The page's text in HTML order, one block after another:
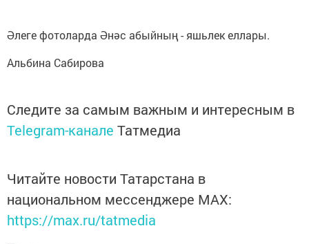
Әлеге фотоларда Әнәс абыйның - яшьлек еллары.
Альбина Сабирова
Следите за самым важным и интересным в
Telegram-канале Татмедиа
Читайте новости Татарстана в
национальном мессенджере MАХ:
https://max.ru/tatmedia